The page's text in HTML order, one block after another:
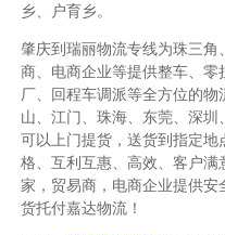
乡、户育乡。
肇庆到瑞丽物流专线为珠三
商、电商企业等提供整车、
厂、回程车调派等全方位的
山、江门、珠海、东莞、深
可以上门提货，送货到指定
格、互利互惠、高效、客户
家，贸易商，电商企业提供
货托付嘉达物流！